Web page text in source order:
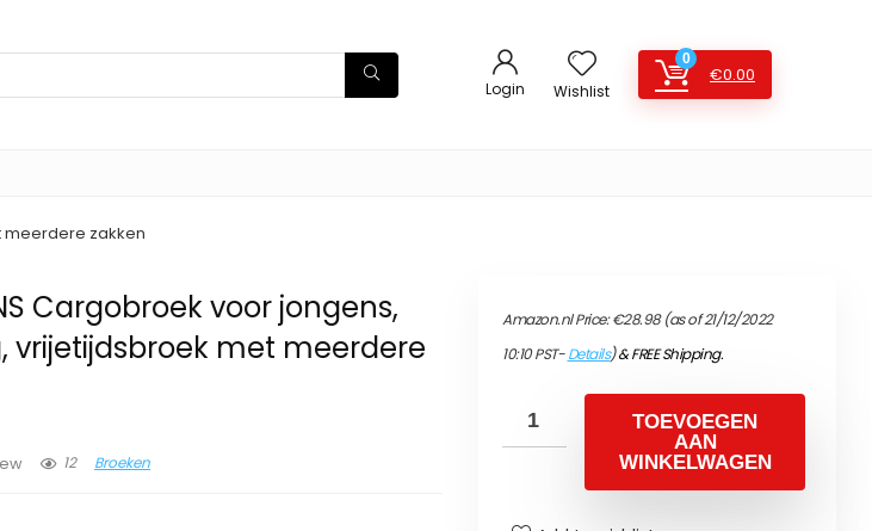
Login Wishlist
0
€0.00
meerdere zakken
Cargobroek voor jongens,
vrijetijdsbroek met meerdere
12 Broeken
Amazon.nl Price:€28.98(as of 21/12/2022
10:10 PST-Details)&FREE Shipping.
TOEVOEGEN
AAN
WINKELWAGEN